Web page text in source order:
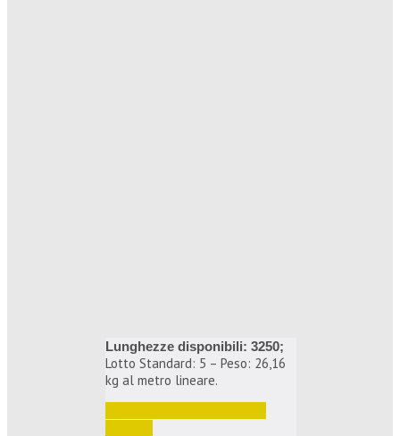
Lunghezze disponibili: 3250;
Lotto Standard: 5 – Peso: 26,16
kg al metro lineare.